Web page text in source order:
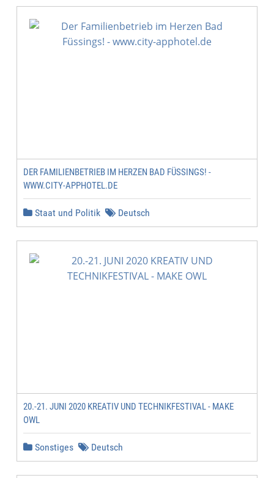
DER FAMILIENBETRIEB IM HERZEN BAD FÜSSINGS! -
WWW.CITY-APPHOTEL.DE
Staat und Politik Deutsch
20.-21. JUNI 2020 KREATIV UND TECHNIKFESTIVAL - MAKE
OWL
Sonstiges Deutsch